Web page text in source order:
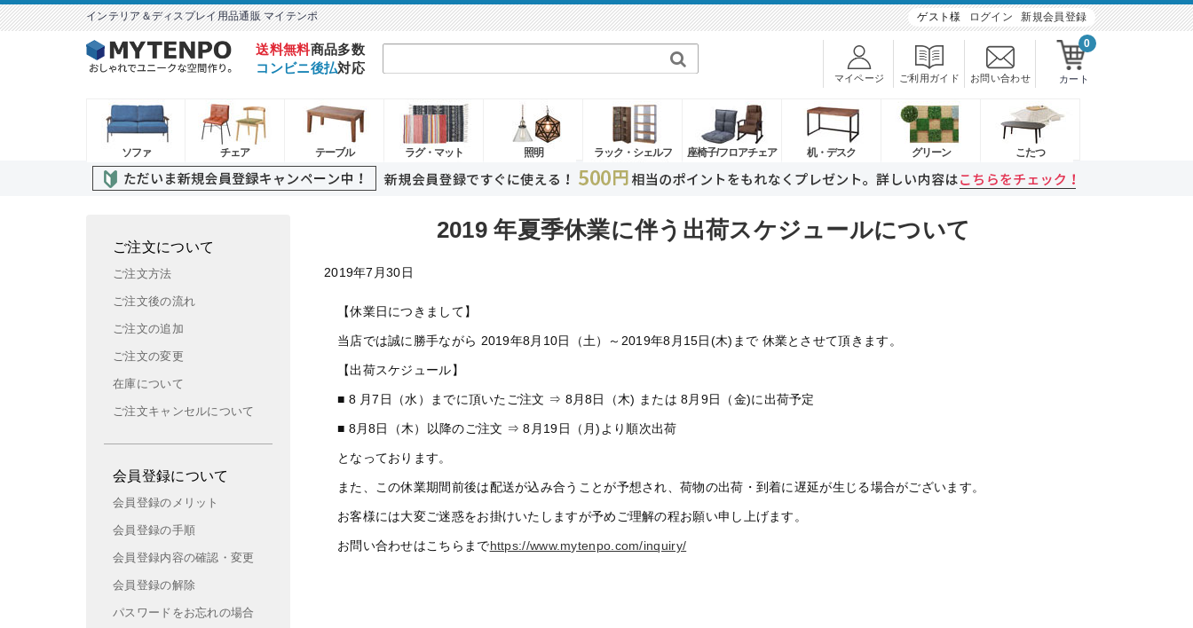
インテリア＆ディスプレイ用品通販 マイテンポ ゲスト様 ログイン 新規会員登録
送料無料商品多数
コンビニ後払対応
0
カート
お問い合わせ
ご利用ガイド
マイページ
ソファ チェア テーブル ラグ・マット 照明 ラック・シェルフ 座椅子/フロアチェア 机・デスク グリーン こたつ
2019 年夏季休業に伴う出荷スケジュールについて
2019年7月30日
【休業日につきまして】
当店では誠に勝手ながら 2019年8月10日（土）～2019年8月15日(木)まで 休業とさせて頂きます。
【出荷スケジュール】
■ 8 月7日（水）までに頂いたご注文 ⇒ 8月8日（木) または 8月9日（金)に出荷予定
■ 8月8日（木）以降のご注文 ⇒ 8月19日（月)より順次出荷
となっております。
また、この休業期間前後は配送が込み合うことが予想され、荷物の出荷・到着に遅延が生じる場合がございます。
お客様には大変ご迷惑をお掛けいたしますが予めご理解の程お願い申し上げます。
お問い合わせはこちらまでhttps://www.mytenpo.com/inquiry/
ご注文について
ご注文方法
ご注文後の流れ
ご注文の追加
ご注文の変更
在庫について
ご注文キャンセルについて
会員登録について
会員登録のメリット
会員登録の手順
会員登録内容の確認・変更
会員登録の解除
パスワードをお忘れの場合